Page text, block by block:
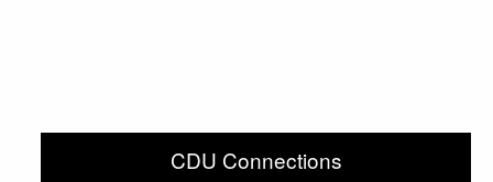
CDU Connections